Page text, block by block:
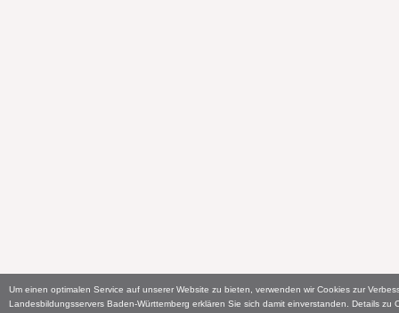
Um einen optimalen Service auf unserer Website zu bieten, verwenden wir Cookies zur
Landesbildungsservers Baden-Württemberg erklären Sie sich damit einverstanden. Details